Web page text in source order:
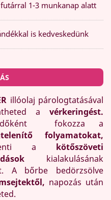
1-3 munkanap alatt
is kedveskedünk
illóolaj párologtatásával
a vérkeringést.
fokozza a
folyamatokat,
a kötőszöveti
kialakulásának
A bőrbe bedörzsölve
napozás után